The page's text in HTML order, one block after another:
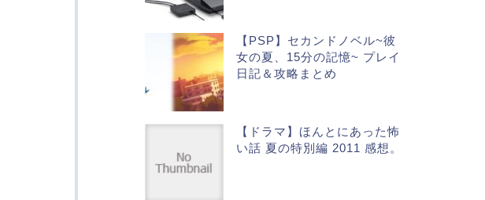
【PSP】セカンドノベル~彼
女の夏、15分の記憶~ プレイ
日記＆攻略まとめ
【ドラマ】ほんとにあった怖
い話 夏の特別編 2011 感想。